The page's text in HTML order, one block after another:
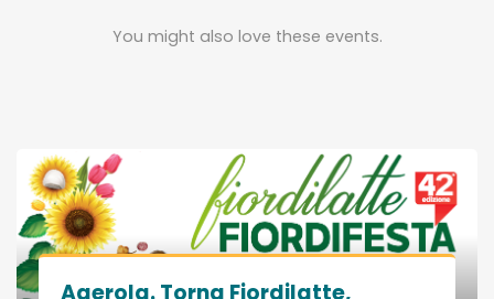
You might also love these events.